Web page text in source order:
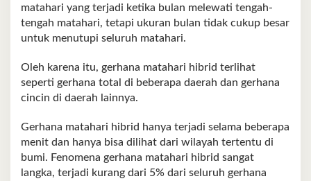
matahari yang terjadi ketika bulan melewati tengah-
tengah matahari, tetapi ukuran bulan tidak cukup besar
untuk menutupi seluruh matahari.
Oleh karena itu, gerhana matahari hibrid terlihat
seperti gerhana total di beberapa daerah dan gerhana
cincin di daerah lainnya.
Gerhana matahari hibrid hanya terjadi selama beberapa
menit dan hanya bisa dilihat dari wilayah tertentu di
bumi. Fenomena gerhana matahari hibrid sangat
langka, terjadi kurang dari 5% dari seluruh gerhana